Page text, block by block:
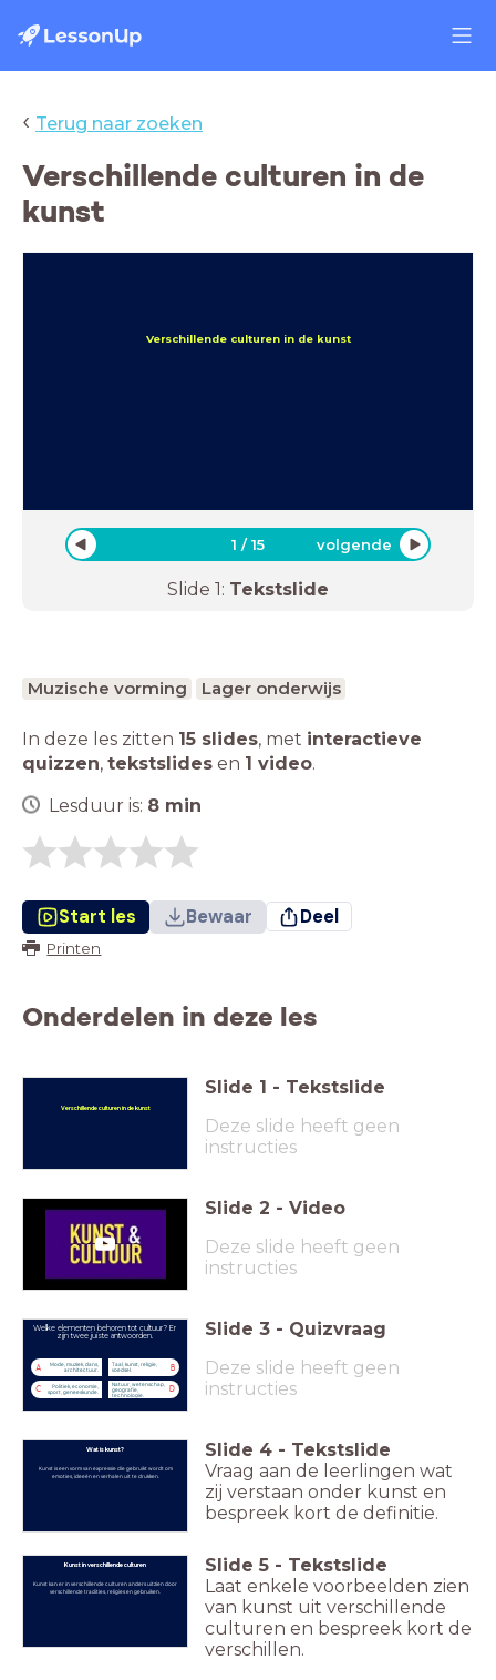
‹ Terug naar zoeken
Verschillende culturen in de
kunst
Verschillende culturen in de kunst
1 /15 volgende
Slide 1: Tekstslide
Muzische vorming Lager onderwijs
In deze les zitten 15 slides, met interactieve
quizzen, tekstslides en 1 video.
Lesduur is: 8 min
Start les Bewaar Deel
Printen
Onderdelen in deze les
Verschillende culturen in de kunst
Slide 1 - Tekstslide
Deze slide heeft geen
instructies
Slide 2 - Video
Deze slide heeft geen
instructies
Welke elementen behoren tot cultuur? Er
zijn twee juiste antwoorden.
A
Mode, muziek, dans,
architectuur.
B
Taal, kunst, religie,
voedsel.
C
Politiek, economie,
sport, geneeskunde.
D
Natuur, wetenschap,
geografie,
technologie.
Slide 3 - Quizvraag
Deze slide heeft geen
instructies
Wat is kunst?
Kunst is een vorm van expressie die gebruikt wordt om
emoties, ideeën en verhalen uit te drukken.
Slide 4 - Tekstslide
Vraag aan de leerlingen wat
zij verstaan onder kunst en
bespreek kort de definitie.
Kunst in verschillende culturen
Kunst kan er in verschillende culturen anders uitzien door
verschillende tradities, religies en gebruiken.
Slide 5 - Tekstslide
Laat enkele voorbeelden zien
van kunst uit verschillende
culturen en bespreek kort de
verschillen.